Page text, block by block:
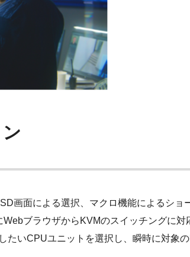
画面による選択、マクロ機能によるショ
ブラウザからKVMのスイッチングに対
たいCPUユニットを選択し、瞬時に対象